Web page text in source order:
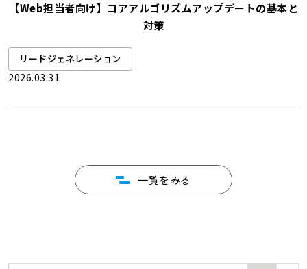
【Web担当者向け】コアアルゴリズムアップデートの基本と
対策
リードジェネレーション
2026.03.31
一覧をみる